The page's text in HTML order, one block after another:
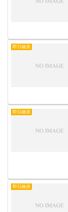
即日融資
即日融資
即日融資